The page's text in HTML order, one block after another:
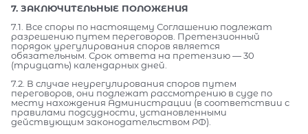
7. ЗАКЛЮЧИТЕЛЬНЫЕ ПОЛОЖЕНИЯ
7.1. Все споры по настоящему Соглашению подлежат
разрешению путем переговоров. Претензионный
порядок урегулирования споров является
обязательным. Срок ответа на претензию — 30
(тридцать) календарных дней.
7.2. В случае неурегулирования споров путем
переговоров, они подлежат рассмотрению в суде по
месту нахождения Администрации (в соответствии с
правилами подсудности, установленными
действующим законодательством РФ).